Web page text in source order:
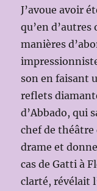
J’avoue avoir
qu’en d’autres
manières
son en faisant
reflets
d’Abbado, qui
chef de théâtre
drame et
cas de Gatti à
clarté, révélait